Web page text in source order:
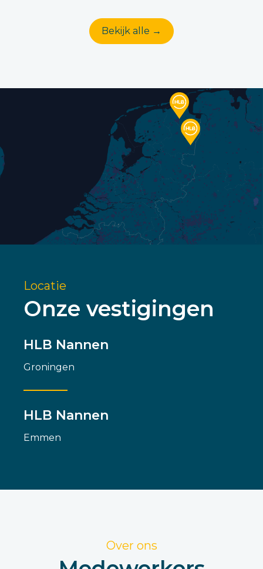
Bekijk alle →
Locatie
Onze vestigingen
HLB Nannen
Groningen
HLB Nannen
Emmen
Over ons